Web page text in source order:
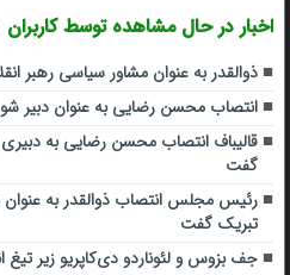
اخبار در حال مشاهده توسط کاربران
ذوالقدر به عنوان مشاور سیاسی رهبر
انتصاب محسن رضایی به عنوان دبیر
قالیباف انتصاب محسن رضایی به
گفت
رئیس مجلس انتصاب ذوالقدر به عنوان
تبریک گفت